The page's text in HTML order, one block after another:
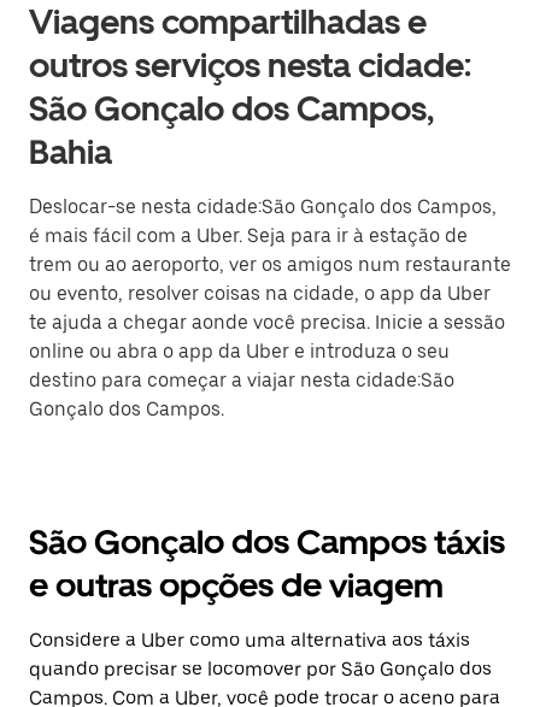
Viagens compartilhadas e
outros serviços nesta cidade:
São Gonçalo dos Campos,
Bahia
Deslocar-se nesta cidade:São Gonçalo dos Campos,
é mais fácil com a Uber. Seja para ir à estação de
trem ou ao aeroporto, ver os amigos num restaurante
ou evento, resolver coisas na cidade, o app da Uber
te ajuda a chegar aonde você precisa. Inicie a sessão
online ou abra o app da Uber e introduza o seu
destino para começar a viajar nesta cidade:São
Gonçalo dos Campos.
São Gonçalo dos Campos táxis
e outras opções de viagem
Considere a Uber como uma alternativa aos táxis
quando precisar se locomover por São Gonçalo dos
Campos. Com a Uber, você pode trocar o aceno para